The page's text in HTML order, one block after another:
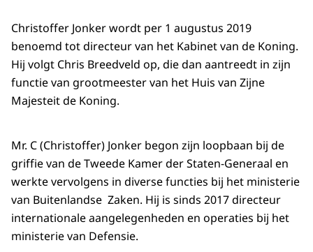
Christoffer Jonker wordt per 1 augustus 2019
benoemd tot directeur van het Kabinet van de Koning.
Hij volgt Chris Breedveld op, die dan aantreedt in zijn
functie van grootmeester van het Huis van Zijne
Majesteit de Koning.
Mr. C (Christoffer) Jonker begon zijn loopbaan bij de
griffie van de Tweede Kamer der Staten-Generaal en
werkte vervolgens in diverse functies bij het ministerie
van Buitenlandse Zaken. Hij is sinds 2017 directeur
internationale aangelegenheden en operaties bij het
ministerie van Defensie.